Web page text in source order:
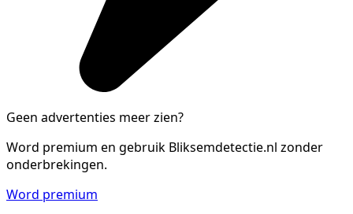
Geen advertenties meer zien?
Word premium en gebruik Bliksemdetectie.nl zonder
onderbrekingen.
Word premium